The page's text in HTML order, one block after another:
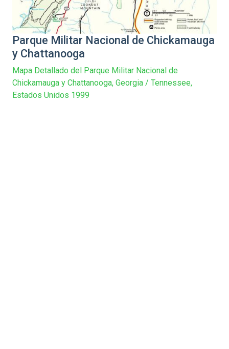
Parque Militar Nacional de Chickamauga
y Chattanooga
Mapa Detallado del Parque Militar Nacional de
Chickamauga y Chattanooga, Georgia / Tennessee,
Estados Unidos 1999